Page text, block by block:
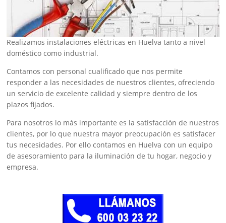
Realizamos instalaciones eléctricas en Huelva tanto a nivel
doméstico como industrial.
Contamos con personal cualificado que nos permite
responder a las necesidades de nuestros clientes, ofreciendo
un servicio de excelente calidad y siempre dentro de los
plazos fijados.
Para nosotros lo más importante es la satisfacción de nuestros
clientes, por lo que nuestra mayor preocupación es satisfacer
tus necesidades. Por ello contamos en Huelva con un equipo
de asesoramiento para la iluminación de tu hogar, negocio y
empresa.